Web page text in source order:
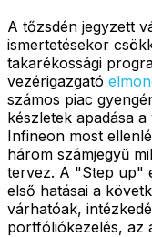
A tőzsdén jegyzett
ismertetésekor
takarékossági
vezérigazgató
számos piac
készletek apadása
Infineon most
három számjegyű
tervez. A "Step up"
első hatásai a
várhatóak,
portfóliókezelés, az